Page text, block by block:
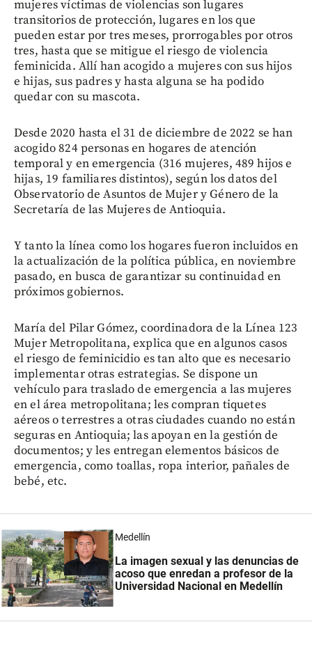
mujeres víctimas de violencias son lugares
transitorios de protección, lugares en los que
pueden estar por tres meses, prorrogables por otros
tres, hasta que se mitigue el riesgo de violencia
feminicida. Allí han acogido a mujeres con sus hijos
e hijas, sus padres y hasta alguna se ha podido
quedar con su mascota.
Desde 2020 hasta el 31 de diciembre de 2022 se han
acogido 824 personas en hogares de atención
temporal y en emergencia (316 mujeres, 489 hijos e
hijas, 19 familiares distintos), según los datos del
Observatorio de Asuntos de Mujer y Género de la
Secretaría de las Mujeres de Antioquia.
Y tanto la línea como los hogares fueron incluidos en
la actualización de la política pública, en noviembre
pasado, en busca de garantizar su continuidad en
próximos gobiernos.
María del Pilar Gómez, coordinadora de la Línea 123
Mujer Metropolitana, explica que en algunos casos
el riesgo de feminicidio es tan alto que es necesario
implementar otras estrategias. Se dispone un
vehículo para traslado de emergencia a las mujeres
en el área metropolitana; les compran tiquetes
aéreos o terrestres a otras ciudades cuando no están
seguras en Antioquia; las apoyan en la gestión de
documentos; y les entregan elementos básicos de
emergencia, como toallas, ropa interior, pañales de
bebé, etc.
Medellín
La imagen sexual y las denuncias de
acoso que enredan a profesor de la
Universidad Nacional en Medellín